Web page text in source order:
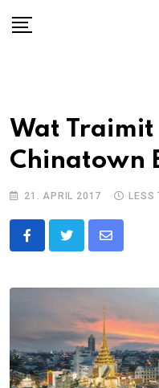
Wat
Chinatown
21. APRIL 2017 LESS
Share
Email